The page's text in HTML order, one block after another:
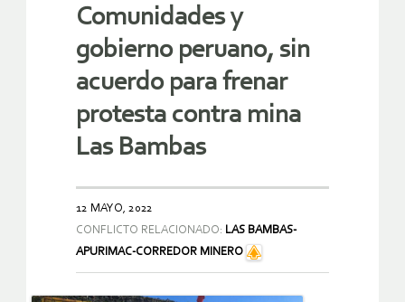
Comunidades y
gobierno peruano, sin
acuerdo para frenar
protesta contra mina
Las Bambas
12 MAYO, 2022
CONFLICTO RELACIONADO: LAS BAMBAS-
APURIMAC-CORREDOR MINERO